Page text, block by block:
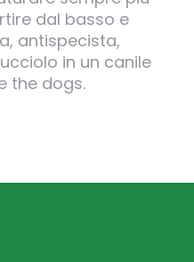
dal basso e
antispecista,
in un canile
the dogs.